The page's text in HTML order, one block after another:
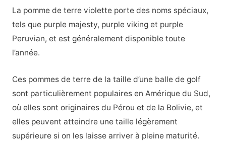
La pomme de terre violette porte des noms spéciaux,
tels que purple majesty, purple viking et purple
Peruvian, et est généralement disponible toute
l’année.
Ces pommes de terre de la taille d’une balle de golf
sont particulièrement populaires en Amérique du Sud,
où elles sont originaires du Pérou et de la Bolivie, et
elles peuvent atteindre une taille légèrement
supérieure si on les laisse arriver à pleine maturité.